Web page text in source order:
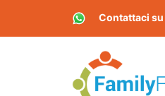
Contattaci su